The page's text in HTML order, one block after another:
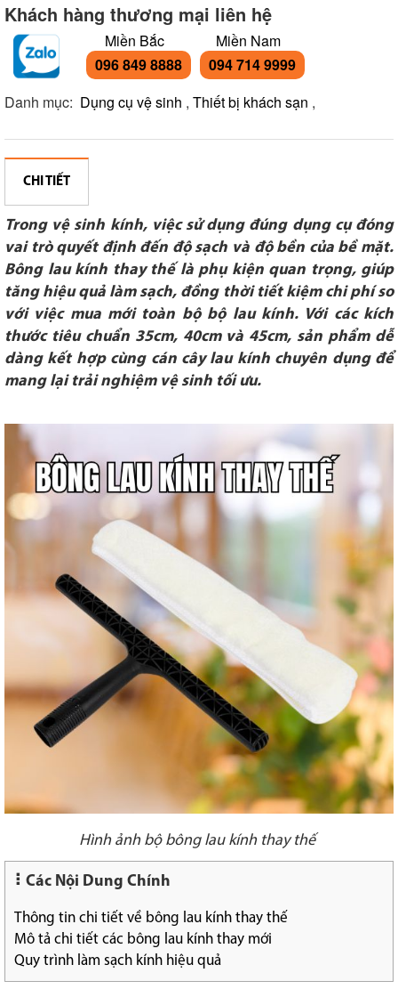
Khách hàng thương mại liên hệ
Miền Bắc
096 849 8888
Miền Nam
094 714 9999
Danh mục: Dụng cụ vệ sinh , Thiết bị khách sạn ,
CHI TIẾT
Trong vệ sinh kính, việc sử dụng đúng dụng cụ đóng
vai trò quyết định đến độ sạch và độ bền của bề mặt.
Bông lau kính thay thế là phụ kiện quan trọng, giúp
tăng hiệu quả làm sạch, đồng thời tiết kiệm chi phí so
với việc mua mới toàn bộ bộ lau kính. Với các kích
thước tiêu chuẩn 35cm, 40cm và 45cm, sản phẩm dễ
dàng kết hợp cùng cán cây lau kính chuyên dụng để
mang lại trải nghiệm vệ sinh tối ưu.
Hình ảnh bộ bông lau kính thay thế
Các Nội Dung Chính
Thông tin chi tiết về bông lau kính thay thế
Mô tả chi tiết các bông lau kính thay mới
Quy trình làm sạch kính hiệu quả